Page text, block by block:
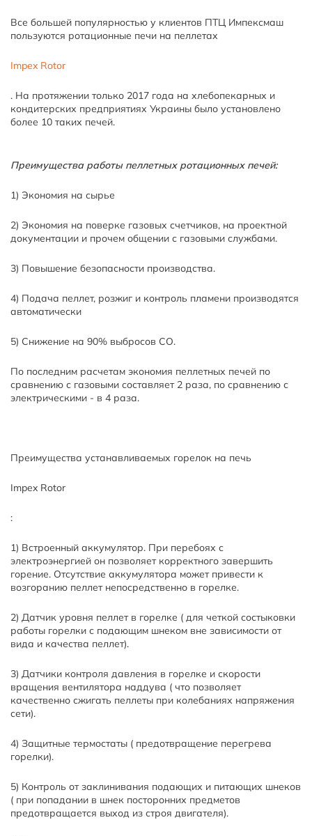
Все большей популярностью у клиентов ПТЦ Импексмаш
пользуются ротационные печи на пеллетах
Impex Rotor
. На протяжении только 2017 года на хлебопекарных и
кондитерских предприятиях Украины было установлено
более 10 таких печей.
Преимущества работы пеллетных ротационных печей:
1) Экономия на сырье
2) Экономия на поверке газовых счетчиков, на проектной
документации и прочем общении с газовыми службами.
3) Повышение безопасности производства.
4) Подача пеллет, розжиг и контроль пламени производятся
автоматически
5) Снижение на 90% выбросов СО.
По последним расчетам экономия пеллетных печей по
сравнению с газовыми составляет 2 раза, по сравнению с
электрическими - в 4 раза.
Преимущества устанавливаемых горелок на печь
Impex Rotor
:
1) Встроенный аккумулятор. При перебоях с
электроэнергией он позволяет корректного завершить
горение. Отсутствие аккумулятора может привести к
возгоранию пеллет непосредственно в горелке.
2) Датчик уровня пеллет в горелке ( для четкой состыковки
работы горелки с подающим шнеком вне зависимости от
вида и качества пеллет).
3) Датчики контроля давления в горелке и скорости
вращения вентилятора наддува ( что позволяет
качественно сжигать пеллеты при колебаниях напряжения
сети).
4) Защитные термостаты ( предотвращение перегрева
горелки).
5) Контроль от заклинивания подающих и питающих шнеков
( при попадании в шнек посторонних предметов
предотвращается выход из строя двигателя).